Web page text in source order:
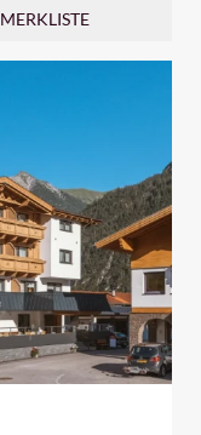
MERKLISTE